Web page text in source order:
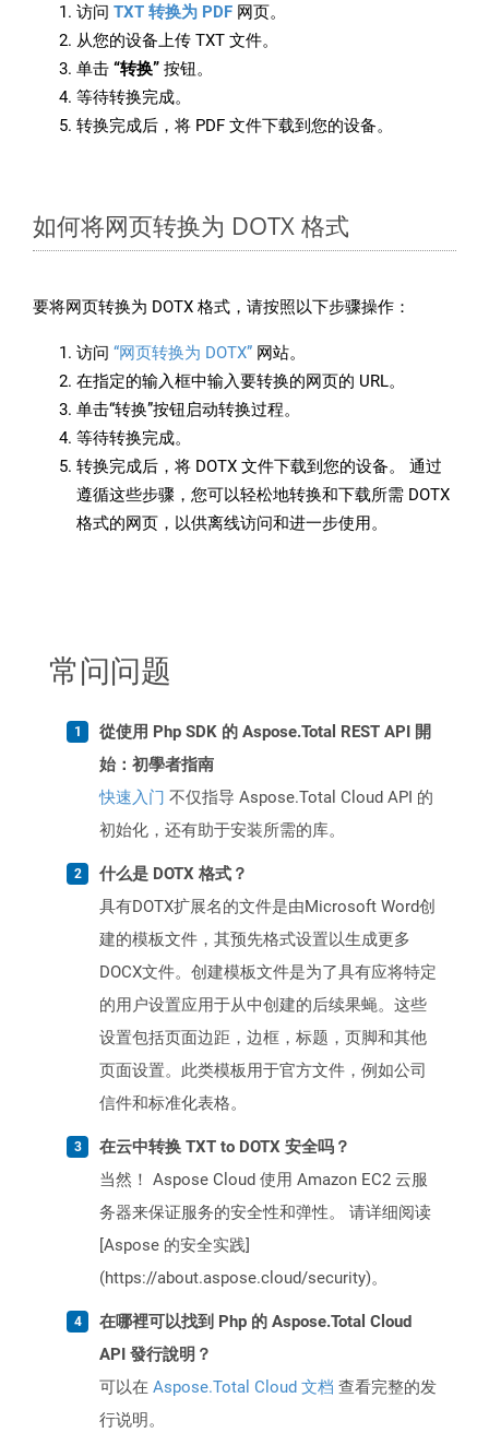
访问 TXT 转换为 PDF 网页。
从您的设备上传 TXT 文件。
单击 “转换” 按钮。
等待转换完成。
转换完成后，将 PDF 文件下载到您的设备。
如何将网页转换为 DOTX 格式
要将网页转换为 DOTX 格式，请按照以下步骤操作：
访问 “网页转换为 DOTX” 网站。
在指定的输入框中输入要转换的网页的 URL。
单击“转换”按钮启动转换过程。
等待转换完成。
转换完成后，将 DOTX 文件下载到您的设备。 通过
遵循这些步骤，您可以轻松地转换和下载所需 DOTX
格式的网页，以供离线访问和进一步使用。
常问问题
從使用 Php SDK 的 Aspose.Total REST API 開
始：初學者指南
快速入门 不仅指导 Aspose.Total Cloud API 的
初始化，还有助于安装所需的库。
什么是 DOTX 格式？
具有DOTX扩展名的文件是由Microsoft Word创
建的模板文件，其预先格式设置以生成更多
DOCX文件。创建模板文件是为了具有应将特定
的用户设置应用于从中创建的后续果蝇。这些
设置包括页面边距，边框，标题，页脚和其他
页面设置。此类模板用于官方文件，例如公司
信件和标准化表格。
在云中转换 TXT to DOTX 安全吗？
当然！ Aspose Cloud 使用 Amazon EC2 云服
务器来保证服务的安全性和弹性。 请详细阅读
[Aspose 的安全实践]
(https://about.aspose.cloud/security)。
在哪裡可以找到 Php 的 Aspose.Total Cloud
API 發行說明？
可以在 Aspose.Total Cloud 文档 查看完整的发
行说明。